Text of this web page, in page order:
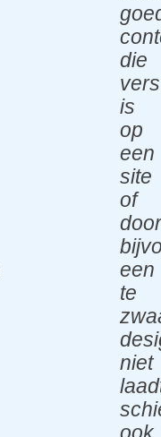
die
is
op
een
site
of
een
te
niet